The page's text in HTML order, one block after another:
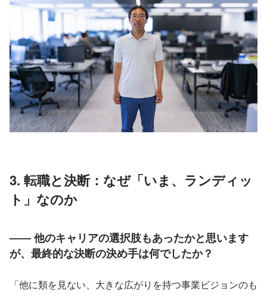
3. 転職と決断：なぜ「いま、ランディッ
ト」なのか
―― 他のキャリアの選択肢もあったかと思います
が、最終的な決断の決め手は何でしたか？
「他に類を見ない、大きな広がりを持つ事業ビジョンのも